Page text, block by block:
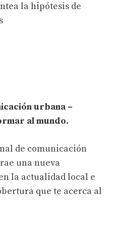
la hipótesis de
urbana –
al mundo.
de comunicación
una nueva
la actualidad local e
que te acerca al